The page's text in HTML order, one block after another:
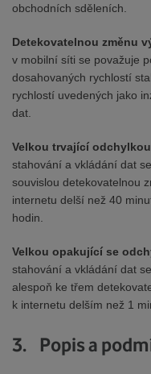
obchodních sděleních.
Detekovatelnou změnu
v mobilní síti se považuje
dosahovaných rychlostí
rychlostí uvedených jako
dat.
Velkou trvající odchylkou
stahování a vkládání dat
souvislou detekovatelnou
internetu delší než 40
hodin.
Velkou opakující se
stahování a vkládání dat
alespoň ke třem
k internetu delším než 1
3. Popis a